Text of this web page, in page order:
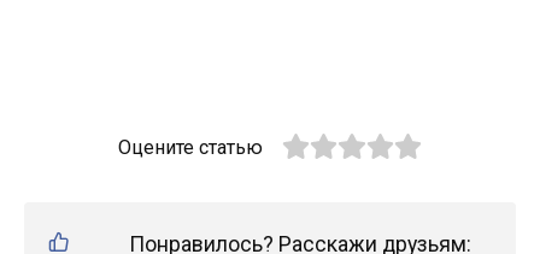
Оцените статью
Понравилось? Расскажи друзьям: